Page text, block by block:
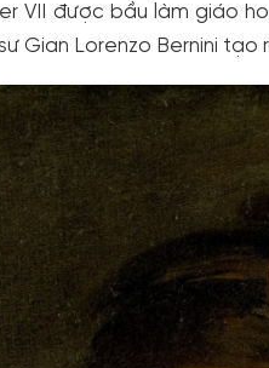
VII được bầu làm giáo
Gian Lorenzo Bernini